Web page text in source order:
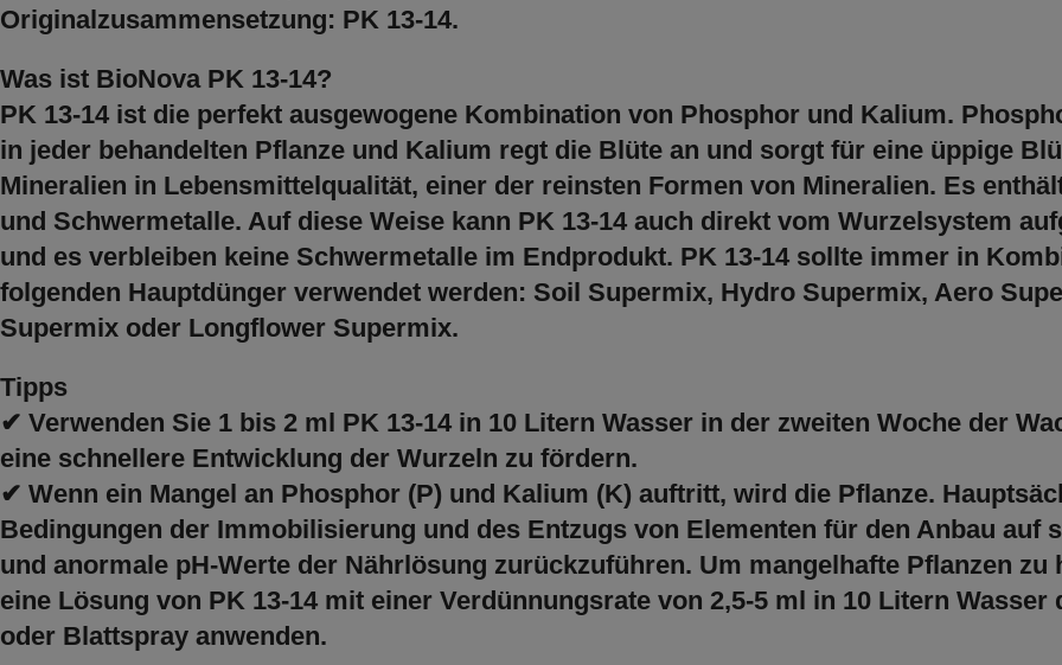
Originalzusammensetzung: PK 13-14.
Was ist BioNova PK 13-14?
PK 13-14 ist die perfekt ausgewogene Kombination von Phosphor und Kalium.
in jeder behandelten Pflanze und Kalium regt die Blüte an und sorgt für eine üppige
Mineralien in Lebensmittelqualität, einer der reinsten Formen von Mineralien. Es
und Schwermetalle. Auf diese Weise kann PK 13-14 auch direkt vom Wurzelsystem
und es verbleiben keine Schwermetalle im Endprodukt. PK 13-14 sollte immer in
folgenden Hauptdünger verwendet werden: Soil Supermix, Hydro Supermix, Aero
Supermix oder Longflower Supermix.
Tipps
✔ Verwenden Sie 1 bis 2 ml PK 13-14 in 10 Litern Wasser in der zweiten Woche der
eine schnellere Entwicklung der Wurzeln zu fördern.
✔ Wenn ein Mangel an Phosphor (P) und Kalium (K) auftritt, wird die Pflanze.
Bedingungen der Immobilisierung und des Entzugs von Elementen für den Anbau auf
und anormale pH-Werte der Nährlösung zurückzuführen. Um mangelhafte Pflanzen zu
eine Lösung von PK 13-14 mit einer Verdünnungsrate von 2,5-5 ml in 10 Litern Wasser
oder Blattspray anwenden.